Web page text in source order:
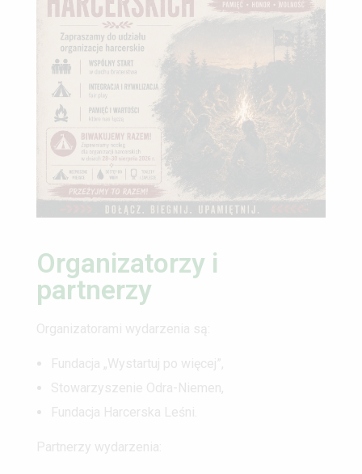
Organizatorzy i
partnerzy
Organizatorami wydarzenia są:
Fundacja „Wystartuj po więcej”,
Stowarzyszenie Odra-Niemen,
Fundacja Harcerska Leśni.
Partnerzy wydarzenia: